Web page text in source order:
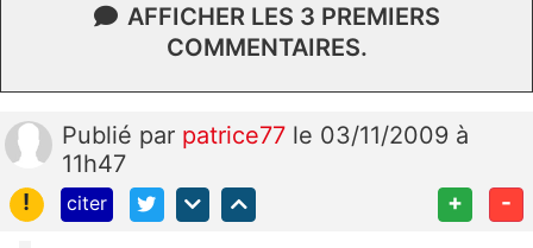
AFFICHER LES 3 PREMIERS
COMMENTAIRES.
Publié par patrice77 le 03/11/2009 à
11h47
!
citer + -